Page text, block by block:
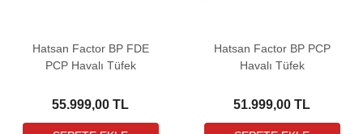
Hatsan Factor BP FDE
PCP Havalı Tüfek
55.999,00 TL
Hatsan Factor BP PCP
Havalı Tüfek
51.999,00 TL